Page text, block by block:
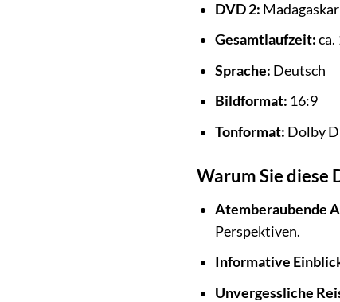
DVD 2:
Gesamtlaufzeit:
Sprache: Deutsch
Bildformat: 16:9
Tonformat: Dolby
Warum Sie diese
Atemberaubende
Perspektiven.
Informative
Unvergessliche